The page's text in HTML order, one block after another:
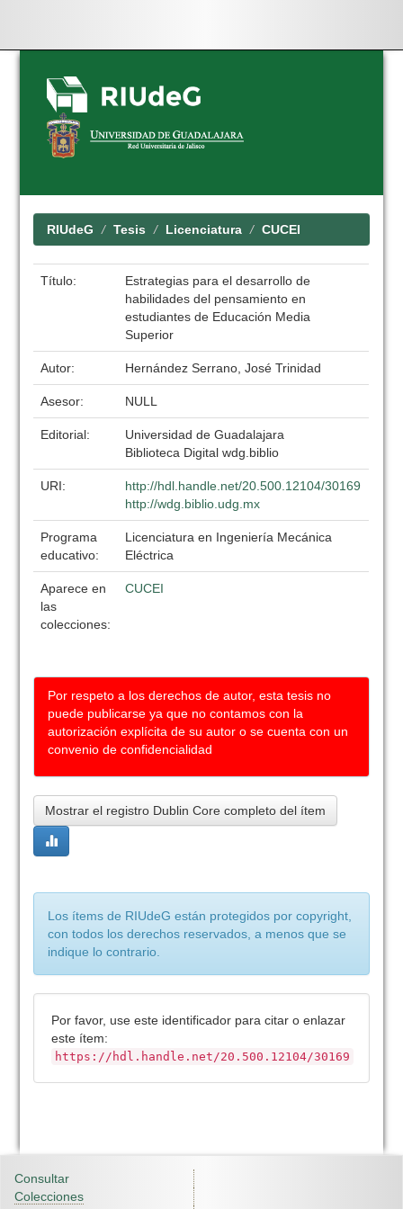
Skip
navigation
RIUdeG Tesis Licenciatura CUCEI
Título:
Estrategias para el desarrollo de
habilidades del pensamiento en
estudiantes de Educación Media
Superior
Autor: Hernández Serrano, José Trinidad
Asesor: NULL
Editorial:
Universidad de Guadalajara
Biblioteca Digital wdg.biblio
URI:
http://hdl.handle.net/20.500.12104/30169
http://wdg.biblio.udg.mx
Programa
educativo:
Licenciatura en Ingeniería Mecánica
Eléctrica
Aparece en
las
colecciones:
CUCEI
Por respeto a los derechos de autor, esta tesis no
puede publicarse ya que no contamos con la
autorización explícita de su autor o se cuenta con un
convenio de confidencialidad
Mostrar el registro Dublin Core completo del ítem
Los ítems de RIUdeG están protegidos por copyright,
con todos los derechos reservados, a menos que se
indique lo contrario.
Por favor, use este identificador para citar o enlazar
este ítem:
https://hdl.handle.net/20.500.12104/30169
Consultar
Colecciones